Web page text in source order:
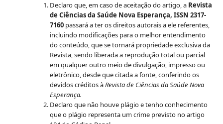
Declaro que, em caso de aceitação do artigo, a Revista
de Ciências da Saúde Nova Esperança, ISSN 2317-
7160passará a ter os direitos autorais a ele referentes,
incluindo modificações para o melhor entendimento
do conteúdo, que se tornará propriedade exclusiva da
Revista, sendo liberada a reprodução total ou parcial
em qualquer outro meio de divulgação, impresso ou
eletrônico, desde que citada a fonte, conferindo os
devidos créditos àRevista de Ciências da Saúde Nova
Esperança.
Declaro que não houve plágio e tenho conhecimento
que o plágio representa um crime previsto no artigo